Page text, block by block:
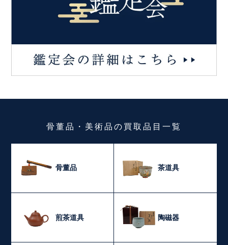
骨董品・美術品の買取品目一覧
骨董品 茶道具
煎茶道具 陶磁器